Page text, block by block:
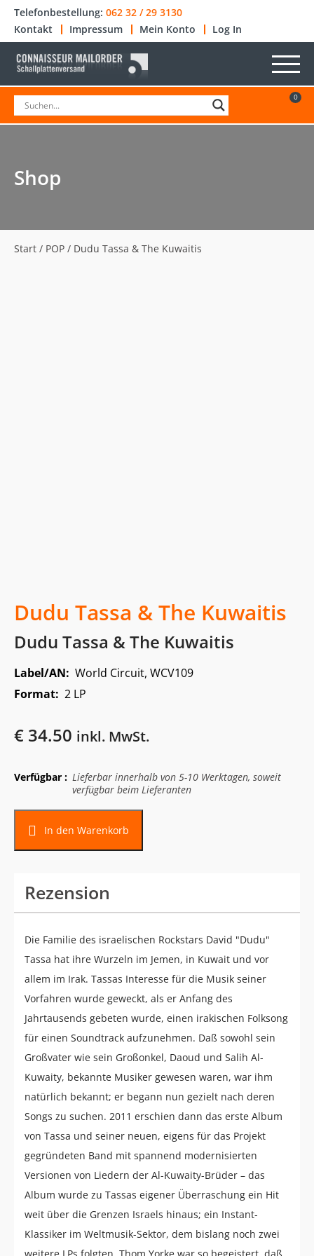
Telefonbestellung: 062 32 / 29 3130
Kontakt
Impressum Mein Konto Log In
0
Shop
Start / POP / Dudu Tassa & The Kuwaitis
Dudu Tassa & The Kuwaitis
Dudu Tassa & The Kuwaitis
Label/AN: World Circuit, WCV109
Format: 2 LP
€ 34.50 inkl. MwSt.
Verfügbar : Lieferbar innerhalb von 5-10 Werktagen, soweit
verfügbar beim Lieferanten
In den Warenkorb
Rezension
Die Familie des israelischen Rockstars David "Dudu"
Tassa hat ihre Wurzeln im Jemen, in Kuwait und vor
allem im Irak. Tassas Interesse für die Musik seiner
Vorfahren wurde geweckt, als er Anfang des
Jahrtausends gebeten wurde, einen irakischen Folksong
für einen Soundtrack aufzunehmen. Daß sowohl sein
Großvater wie sein Großonkel, Daoud und Salih Al-
Kuwaity, bekannte Musiker gewesen waren, war ihm
natürlich bekannt; er begann nun gezielt nach deren
Songs zu suchen. 2011 erschien dann das erste Album
von Tassa und seiner neuen, eigens für das Projekt
gegründeten Band mit spannend modernisierten
Versionen von Liedern der Al-Kuwaity-Brüder – das
Album wurde zu Tassas eigener Überraschung ein Hit
weit über die Grenzen Israels hinaus; ein Instant-
Klassiker im Weltmusik-Sektor, dem bislang noch zwei